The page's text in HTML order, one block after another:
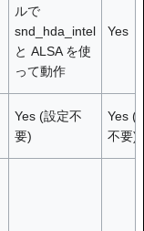
ルで
snd_hda_intel
と ALSA を使
って動作
Yes
Yes (設定不
要)
Yes (
不要)